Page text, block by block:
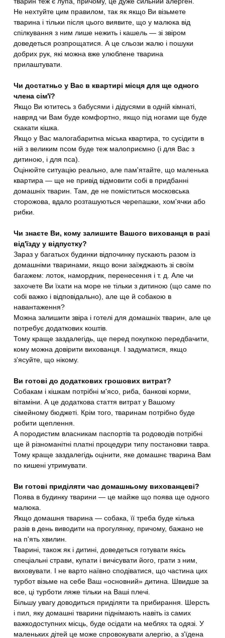
Не нехтуйте цим правилом, так як якщо Ви візьмете
тварина і тільки після цього виявите, що у малюка від
спілкування з ним лише нежить і кашель — зі звіром
доведеться розпрощатися. А це сльози жалю і пошуки
добрих рук, які можна вже улюблене тварина
прилаштувати.
Чи достатньо у Вас в квартирі місця для ще одного
члена сім'ї?
Якщо Ви ютитесь з бабусями і дідусями в одній кімнаті,
навряд чи Вам буде комфортно, якщо під ногами ще буде
скакати кішка.
Якщо у Вас малогабаритна міська квартира, то сусідити в
ній з великим псом буде теж малоприємно (і для Вас з
дитиною, і для пса).
Оцінюйте ситуацію реально, але пам'ятайте, що маленька
квартира — ще не привід відмовити собі в придбанні
домашніх тварин. Там, де не поміститься московська
сторожова, вдало розташуються черепашки, хом'ячки або
рибки.
Чи знаєте Ви, кому залишите Вашого вихованця в разі
від'їзду у відпустку?
Зараз у багатьох будинки відпочинку пускають разом із
домашніми тваринами, якщо вони заїжджають зі своїм
багажем: лоток, намордник, перенесення і т. д. Але чи
захочете Ви їхати на море не тільки з дитиною (що саме по
собі важко і відповідально), але ще й собакою в
навантаження?
Можна залишити звіра і готелі для домашніх тварин, але це
потребує додаткових коштів.
Тому краще заздалегідь, ще перед покупкою передбачити,
кому можна довірити вихованця. І задуматися, якщо
з'ясуйте, що нікому.
Ви готові до додаткових грошових витрат?
Собакам і кішкам потрібні м'ясо, риба, банкові корми,
вітаміни. А це додаткова стаття витрат у Вашому
сімейному бюджеті. Крім того, тваринам потрібно буде
робити щеплення.
А породистим власникам паспортів та родоводів потрібні
ще й різноманітні платні процедури типу постановки тавра.
Тому краще заздалегідь оцінити, яке домашнє тварина Вам
по кишені утримувати.
Ви готові приділяти час домашньому вихованцеві?
Поява в будинку тварини — це майже що поява ще одного
малюка.
Якщо домашня тварина — собака, її треба буде кілька
разів в день виводити на прогулянку, причому, бажано не
на п'ять хвилин.
Тварині, також як і дитині, доведеться готувати якісь
спеціальні страви, купати і вичісувати його, грати з ним,
виховувати. І не варто наївно сподіватися, що частина цих
турбот візьме на себе Ваш «основний» дитина. Швидше за
все, ці турботи ляже тільки на Ваші плечі.
Більшу увагу доводиться приділяти та прибирання. Шерсть
і пил, яку домашні тварини піднімають навіть із самих
важкодоступних місць, буде осідати на меблях та одязі. У
маленьких дітей це може спровокувати алергію, а з'їдена